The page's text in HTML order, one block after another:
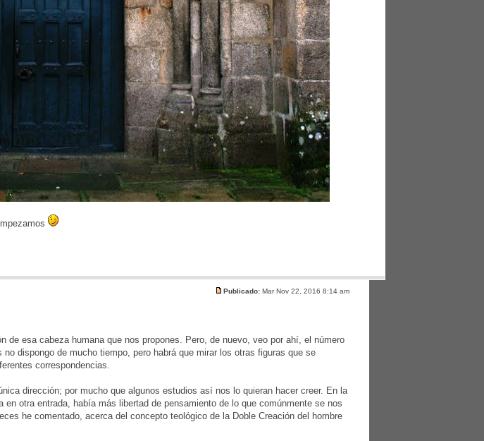
Publicado: Mar Nov 22, 2016 8:14 am
de esa cabeza humana que nos propones. Pero, de nuevo, veo por ahí, el número
dispongo de mucho tiempo, pero habrá que mirar los otras figuras que se
correspondencias.
dirección; por mucho que algunos estudios así nos lo quieran hacer creer. En la
otra entrada, había más libertad de pensamiento de lo que comúnmente se nos
he comentado, acerca del concepto teológico de la Doble Creación del hombre